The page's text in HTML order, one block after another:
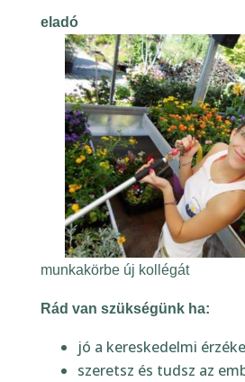
eladó
munkakörbe új kollégát
Rád van szükségünk ha:
jó a kereskedelmi
szeretsz és tudsz az